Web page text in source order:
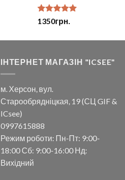
Оцінено в
з 5
1350грн.
ІНТЕРНЕТ МАГАЗІН "ICSEE"
м. Херсон, вул.
Старообрядніцкая, 19 (СЦ GIF &
ICsee)
0997615888
Режим роботи: Пн-Пт: 9:00-
18:00 Сб: 9:00-16:00 Нд:
Вихідний